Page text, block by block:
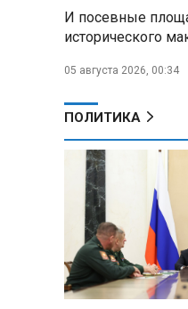
возмутился
тухлятиной»
меры по
уничтожил
ВСУ в
области
Главы
подписали
И посевные
исторического
05 августа 2026, 00:34
ПОЛИТИКА